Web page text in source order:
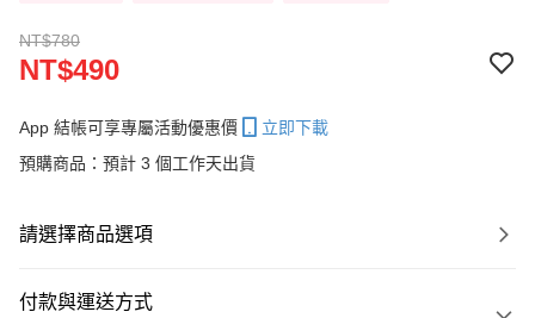
NT$780
NT$490
App 結帳可享專屬活動優惠價
立即下載
預購商品：預計 3 個工作天出貨
請選擇商品選項
付款與運送方式